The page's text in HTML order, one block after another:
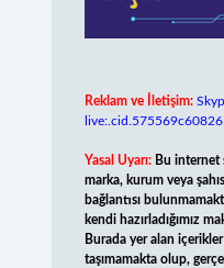
Reklam ve İletişim:
Yasal Uyarı: Bu internet
marka, kurum veya
bağlantısı
kendi hazırladığımız
Burada yer alan
taşımamakta olup,